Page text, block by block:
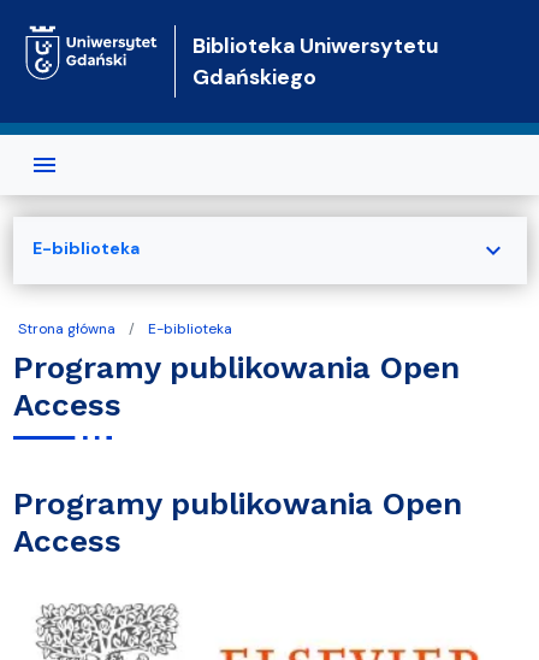
Biblioteka Uniwersytetu
Gdańskiego
Strona główna E-biblioteka
Programy publikowania Open
Access
Programy publikowania Open
Access
E-biblioteka expand_more